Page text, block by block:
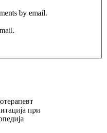
by email.
при